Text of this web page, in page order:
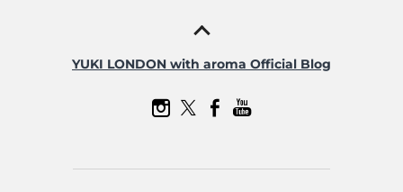
YUKI LONDON with aroma Official Blog